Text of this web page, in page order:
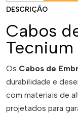
DESCRIÇÃO
Cabos
Os Cabos de
durabilidade e
com materiais de
projetados para